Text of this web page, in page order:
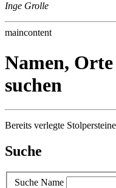
Inge Grolle
maincontent
Namen,
suchen
Bereits verlegte Stolpersteine
Suche
Suche Name